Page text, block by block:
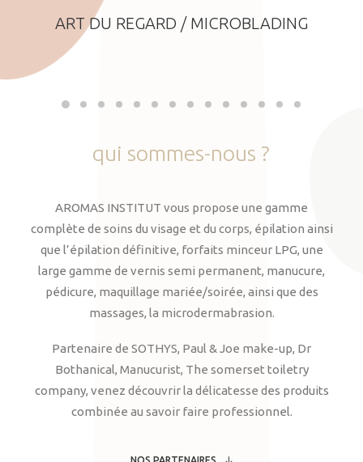
ART DU REGARD / MICROBLADING
qui sommes-nous ?
AROMAS INSTITUT vous propose une gamme
complète de soins du visage et du corps, épilation ainsi
que l’épilation définitive, forfaits minceur LPG, une
large gamme de vernis semi permanent, manucure,
pédicure, maquillage mariée/soirée, ainsi que des
massages, la microdermabrasion.
Partenaire de SOTHYS, Paul & Joe make-up, Dr
Bothanical, Manucurist, The somerset toiletry
company, venez découvrir la délicatesse des produits
combinée au savoir faire professionnel.
NOS PARTENAIRES